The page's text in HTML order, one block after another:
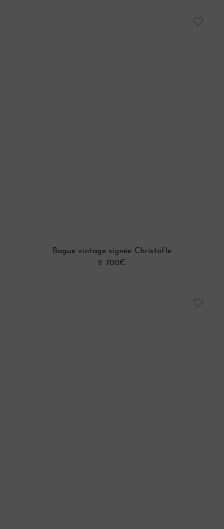
Bague vintage signée Christofle
2 700€